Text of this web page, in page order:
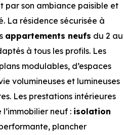
par son ambiance paisible et
La résidence sécurisée à
appartements neufs du 2 au
à tous les profils. Les
modulables, d’espaces
volumineuses et lumineuses
Les prestations intérieures
neuf : isolation
plancher